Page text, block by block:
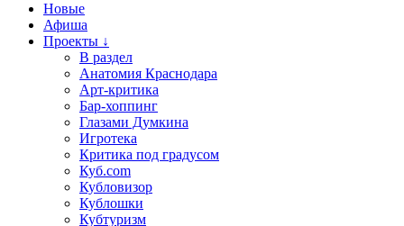
Новые
Афиша
Проекты ↓
В раздел
Анатомия Краснодара
Арт-критика
Бар-хоппинг
Глазами Думкина
Игротека
Критика под градусом
Куб.com
Кубловизор
Кублошки
Кубтуризм